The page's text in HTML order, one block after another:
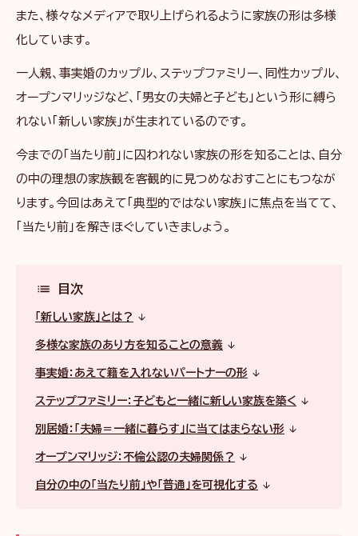
また、様々なメディアで取り上げられるように家族の形は多様
化しています。
一人親、事実婚のカップル、ステップファミリー、同性カップル、
オープンマリッジなど、「男女の夫婦と子ども」という形に縛ら
れない「新しい家族」が生まれているのです。
今までの「当たり前」に囚われない家族の形を知ることは、自分
の中の理想の家族観を客観的に見つめなおすことにもつなが
ります。今回はあえて「典型的ではない家族」に焦点を当てて、
「当たり前」を解きほぐしていきましょう。
目次
「新しい家族」とは？
多様な家族のあり方を知ることの意義
事実婚：あえて籍を入れないパートナーの形
ステップファミリー：子どもと一緒に新しい家族を築く
別居婚：「夫婦＝一緒に暮らす」に当てはまらない形
オープンマリッジ：不倫公認の夫婦関係？
自分の中の「当たり前」や「普通」を可視化する